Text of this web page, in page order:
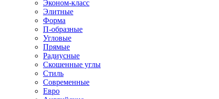
Эконом-класс
Элитные
Форма
П-образные
Угловые
Прямые
Радиусные
Скошенные углы
Стиль
Современные
Евро